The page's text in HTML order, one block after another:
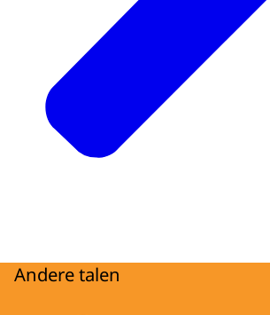
Andere talen